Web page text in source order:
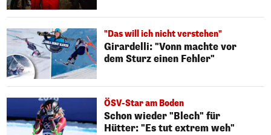
"Das will ich nicht verstehen"
Girardelli: "Vonn machte vor
dem Sturz einen Fehler"
ÖSV-Star am Boden
Schon wieder "Blech" für
Hütter: "Es tut extrem weh"